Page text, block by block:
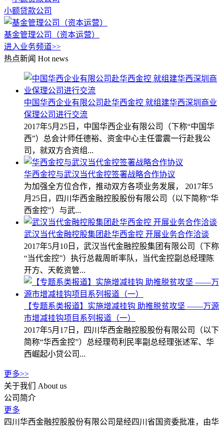
小额贷款公司
基金管理公司（资本运营）
进入业务频道>>
热点新闻 Hot news
中国华西企业有限公司赴华西金控 就组建华西深圳商业
保理公司进行交流
2017年5月25日，中国华西企业有限公司（下称“中国华
西”）总会计师任德裕、资金中心主任雷震一行赴我公
司，就双方合资组...
华西金控与武汉当代金控签署战略合作协议
为加强全方位合作，推动双方各项业务发展， 2017年5
月25日，四川华西金融控股股份有限公司（以下简称“华
西金控”）与武...
武汉当代金融控股集团赴华西金控 开展业务合作洽谈
2017年5月10日，武汉当代金融控股集团有限公司（下称
“当代金控”）执行总裁周昕率队，当代金控副总经理陈
开方、天乾资管...
【专题系类报道】实施增减挂钩 助推脱贫攻坚 ——万源
市增减挂钩项目系列报道（一）
2017年5月17日，四川华西金融控股股份有限公司（以下
简称“华西金控”）总经理苟利民率副总经理张述军、华
西崛起小贷公司...
更多>>
关于我们
About us
公司简介
更多
四川华西金融控股股份有限公司是经四川省国资委批准，由华